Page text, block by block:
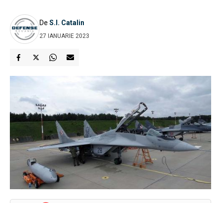
De S.I. Catalin
27 IANUARIE 2023